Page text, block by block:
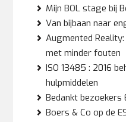
Mijn BOL stage bij
Van bijbaan naar
Augmented
met minder fouten
ISO 13485 : 2016
hulpmiddelen
Bedankt bezoekers
Boers & Co op de